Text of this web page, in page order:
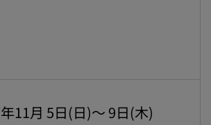
11月 5日(日)～ 9日(木)